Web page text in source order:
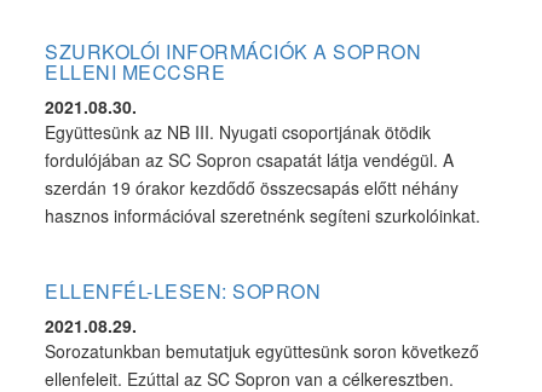
SZURKOLÓI INFORMÁCIÓK A SOPRON
ELLENI MECCSRE
2021.08.30.
Együttesünk az NB III. Nyugati csoportjának ötödik
fordulójában az SC Sopron csapatát látja vendégül. A
szerdán 19 órakor kezdődő összecsapás előtt néhány
hasznos információval szeretnénk segíteni szurkolóinkat.
ELLENFÉL-LESEN: SOPRON
2021.08.29.
Sorozatunkban bemutatjuk együttesünk soron következő
ellenfeleit. Ezúttal az SC Sopron van a célkeresztben.